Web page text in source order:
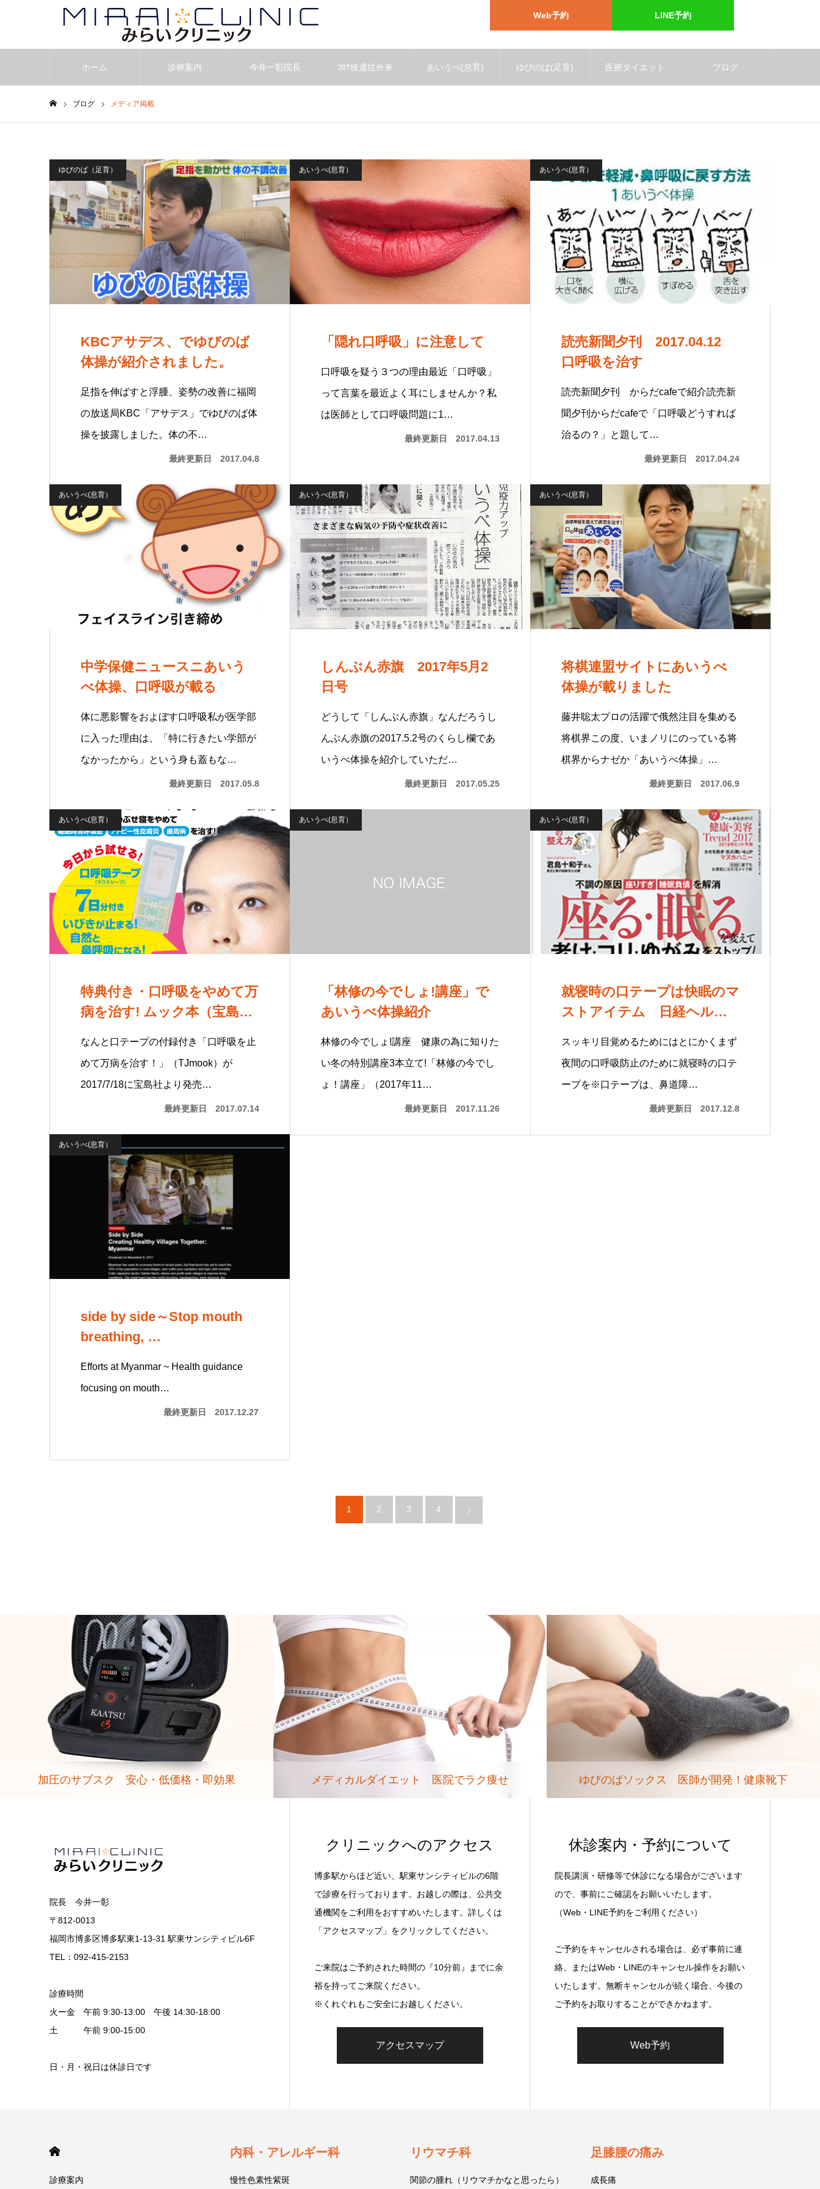
Web予約 LINE予約
ホーム 診療案内 今井一彰院長 ｺﾛﾅ後遺症外来 あいうべ(息育) ゆびのば(足育) 医療ダイエット ブログ
ブログ メディア掲載
ゆびのば（足育）
KBCアサデス、でゆびのば
体操が紹介されました。
足指を伸ばすと浮腫、姿勢の改善に福岡
の放送局KBC「アサデス」でゆびのば体
操を披露しました。体の不…
最終更新日 2017.04.8
あいうべ(息育）
「隠れ口呼吸」に注意して
口呼吸を疑う３つの理由最近「口呼吸」
って言葉を最近よく耳にしませんか？私
は医師として口呼吸問題に1…
最終更新日 2017.04.13
あいうべ(息育）
読売新聞夕刊 2017.04.12
口呼吸を治す
読売新聞夕刊 からだcafeで紹介読売新
聞夕刊からだcafeで「口呼吸どうすれば
治るの？」と題して…
最終更新日 2017.04.24
あいうべ(息育）
中学保健ニュースニあいう
べ体操、口呼吸が載る
体に悪影響をおよぼす口呼吸私が医学部
に入った理由は、「特に行きたい学部が
なかったから」という身も蓋もな…
最終更新日 2017.05.8
あいうべ(息育）
しんぶん赤旗 2017年5月2
日号
どうして「しんぶん赤旗」なんだろうし
んぶん赤旗の2017.5.2号のくらし欄であ
いうべ体操を紹介していただ…
最終更新日 2017.05.25
あいうべ(息育）
将棋連盟サイトにあいうべ
体操が載りました
藤井聡太プロの活躍で俄然注目を集める
将棋界この度、いまノリにのっている将
棋界からナゼか「あいうべ体操」…
最終更新日 2017.06.9
あいうべ(息育）
特典付き・口呼吸をやめて万
病を治す! ムック本（宝島
なんと口テープの付録付き「口呼吸を止
めて万病を治す！」（TJmook）が
2017/7/18に宝島社より発売…
最終更新日 2017.07.14
あいうべ(息育）
「林修の今でしょ!講座」で
あいうべ体操紹介
林修の今でしょ!講座 健康の為に知りた
い冬の特別講座3本立て!「林修の今でし
ょ！講座」（2017年11…
最終更新日 2017.11.26
あいうべ(息育）
就寝時の口テープは快眠のマ
ストアイテム 日経ヘルス
スッキリ目覚めるためにはとにかくまず
夜間の口呼吸防止のために就寝時の口テ
ープを※口テープは、鼻道障…
最終更新日 2017.12.8
あいうべ(息育）
side by side～Stop mouth
breathing, …
Efforts at Myanmar ~ Health guidance
focusing on mouth…
最終更新日 2017.12.27
1 2 3 4
加圧のサブスク 安心・低価格・即効果 メディカルダイエット 医院でラク痩せ ゆびのばソックス 医師が開発！健康靴下
院長 今井一彰
〒812-0013
福岡市博多区博多駅東1-13-31 駅東サンシティビル6F
TEL：092-415-2153
診療時間
火ー金 午前 9:30-13:00 午後 14:30-18:00
土 午前 9:00-15:00
日・月・祝日は休診日です
クリニックへのアクセス
博多駅からほど近い、駅東サンシティビルの6階
で診療を行っております。お越しの際は、公共交
通機関をご利用をおすすめいたします。詳しくは
「アクセスマップ」をクリックしてください。
ご来院はご予約された時間の『10分前』までに余
裕を持ってご来院ください。
※くれぐれもご安全にお越しください。
アクセスマップ
休診案内・予約について
院長講演・研修等で休診になる場合がございます
ので、事前にご確認をお願いいたします。
（Web・LINE予約をご利用ください）
ご予約をキャンセルされる場合は、必ず事前に連
絡、またはWeb・LINEのキャンセル操作をお願い
いたします。無断キャンセルが続く場合、今後の
ご予約をお取りすることができかねます。
Web予約
診療案内
内科・アレルギー科
慢性色素性紫斑
リウマチ科
関節の腫れ（リウマチかなと思ったら）
足膝腰の痛み
成長痛